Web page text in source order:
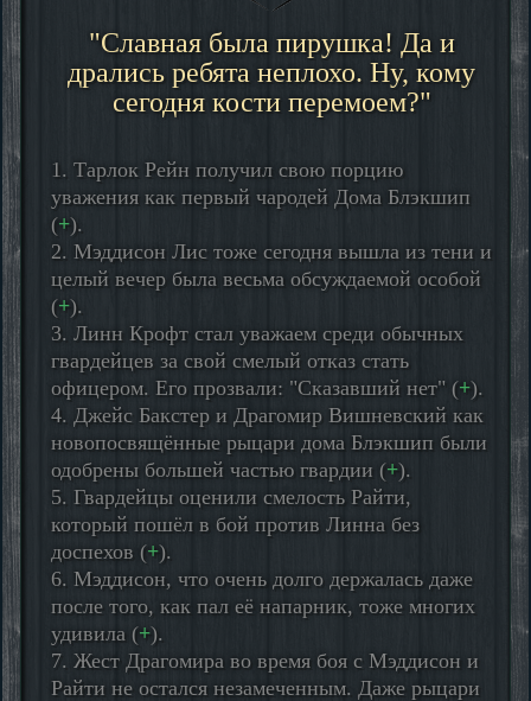
"Славная была пирушка! Да и
дрались ребята неплохо. Ну, кому
сегодня кости перемоем?"
1. Тарлок Рейн получил свою порцию
уважения как первый чародей Дома Блэкшип
(+).
2. Мэддисон Лис тоже сегодня вышла из тени и
целый вечер была весьма обсуждаемой особой
(+).
3. Линн Крофт стал уважаем среди обычных
гвардейцев за свой смелый отказ стать
офицером. Его прозвали: "Сказавший нет" (+).
4. Джейс Бакстер и Драгомир Вишневский как
новопосвящённые рыцари дома Блэкшип были
одобрены большей частью гвардии (+).
5. Гвардейцы оценили смелость Райти,
который пошёл в бой против Линна без
доспехов (+).
6. Мэддисон, что очень долго держалась даже
после того, как пал её напарник, тоже многих
удивила (+).
7. Жест Драгомира во время боя с Мэддисон и
Райти не остался незамеченным. Даже рыцари